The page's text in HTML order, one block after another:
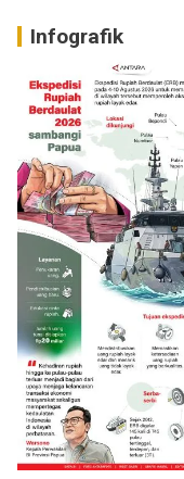
Infografik